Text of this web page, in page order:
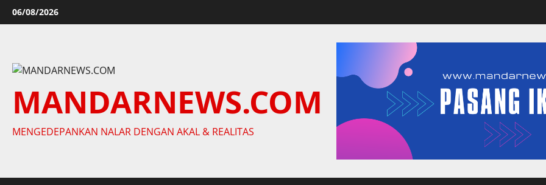
Skip
to
06/08/2026
MANDARNEWS.COM
MENGEDEPANKAN NALAR DENGAN AKAL & REALITAS